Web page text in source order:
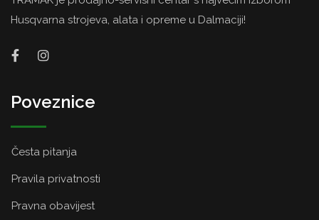
Husqvarna strojeva, alata i opreme u Dalmaciji!
Poveznice
Česta pitanja
Pravila privatnosti
Pravna obavijest